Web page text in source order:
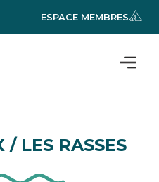
ESPACE MEMBRES
/ LES RASSES